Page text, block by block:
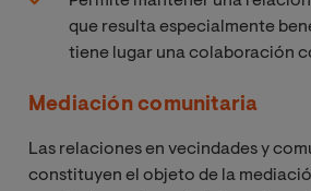
que resulta especialmente
tiene lugar una colaboración
Mediación comunitaria
Las relaciones en vecindades y
constituyen el objeto de la